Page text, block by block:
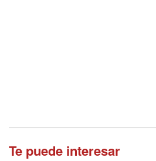
Te puede interesar